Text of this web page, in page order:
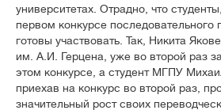
университетах. Отрадно, что
первом конкурсе последовательного
готовы участвовать. Так, Никита
им. А.И. Герцена, уже во второй раз
этом конкурсе, а студент МГПУ
приехав на конкурс во второй раз,
значительный рост своих